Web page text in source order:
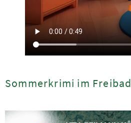
Sommerkrimi im Freibad